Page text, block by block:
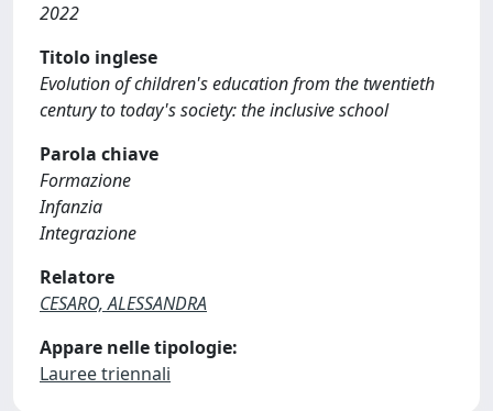
2022
Titolo inglese
Evolution of children's education from the twentieth
century to today's society: the inclusive school
Parola chiave
Formazione
Infanzia
Integrazione
Relatore
CESARO, ALESSANDRA
Appare nelle tipologie:
Lauree triennali